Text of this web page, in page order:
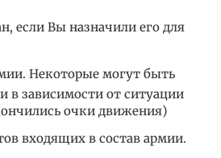
если Вы назначили его для
Некоторые могут быть
в зависимости от ситуации
очки движения)
входящих в состав армии.